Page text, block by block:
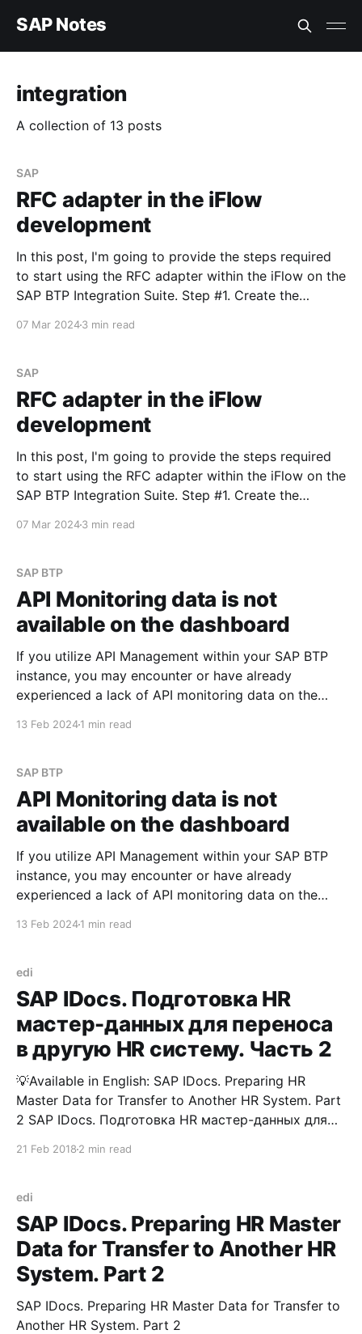
SAP Notes
integration
A collection of 13 posts
SAP
RFC adapter in the iFlow
development
In this post, I'm going to provide the steps required
to start using the RFC adapter within the iFlow on the
SAP BTP Integration Suite. Step #1. Create the
07 Mar 20243 min read
SAP
RFC adapter in the iFlow
development
In this post, I'm going to provide the steps required
to start using the RFC adapter within the iFlow on the
SAP BTP Integration Suite. Step #1. Create the
07 Mar 20243 min read
SAP BTP
API Monitoring data is not
available on the dashboard
If you utilize API Management within your SAP BTP
instance, you may encounter or have already
experienced a lack of API monitoring data on the
13 Feb 20241 min read
SAP BTP
API Monitoring data is not
available on the dashboard
If you utilize API Management within your SAP BTP
instance, you may encounter or have already
experienced a lack of API monitoring data on the
13 Feb 20241 min read
edi
SAP IDocs. Подготовка HR
мастер-данных для переноса
в другую HR систему. Часть 2
💡Available in English: SAP IDocs. Preparing HR
Master Data for Transfer to Another HR System. Part
2 SAP IDocs. Подготовка HR мастер-данных для
другую HR систему. Часть 1
21 Feb 2018 2 min read
edi
SAP IDocs. Preparing HR Master
Data for Transfer to Another HR
System. Part 2
SAP IDocs. Preparing HR Master Data for Transfer to
Another HR System. Part 2